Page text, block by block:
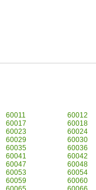
60011
60012
60017
60018
60023
60024
60029
60030
60035
60036
60041
60042
60047
60048
60053
60054
60059
60060